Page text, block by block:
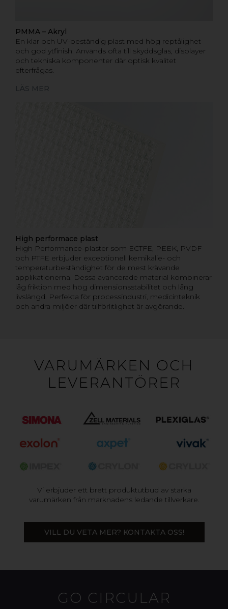
PMMA – Akryl
En klar och UV-beständig plast med hög reptålighet
och god ytfinish. Används ofta till skyddsglas, displayer
och tekniska komponenter där optisk kvalitet
efterfrågas.
LÄS MER
High performace plast
High Performance-plaster som ECTFE, PEEK, PVDF
och PTFE erbjuder exceptionell kemikalie- och
temperaturbeständighet för de mest krävande
applikationerna. Dessa avancerade material kombinerar
låg friktion med hög dimensionsstabilitet och lång
livslängd. Perfekta för processindustri, medicinteknik
och andra miljöer där tillförlitlighet är avgörande.
VARUMÄRKEN OCH
LEVERANTÖRER
Vi erbjuder ett brett produktutbud av starka
varumärken från marknadens ledande tillverkare.
VILL DU VETA MER? KONTAKTA OSS!
GO CIRCULAR